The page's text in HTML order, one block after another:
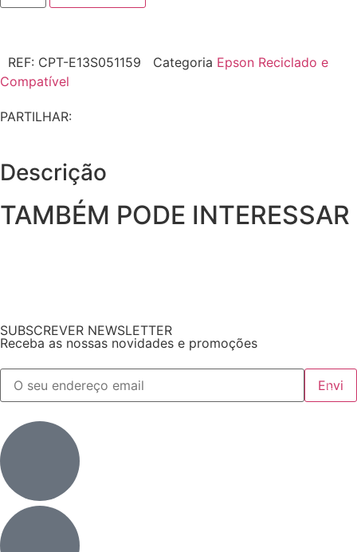
REF: CPT-E13S051159 Categoria Epson Reciclado e
Compatível
PARTILHAR:
Descrição
TAMBÉM PODE INTERESSAR
SUBSCREVER NEWSLETTER
Receba as nossas novidades e promoções